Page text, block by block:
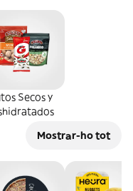
Secos y
Mostrar-ho tot